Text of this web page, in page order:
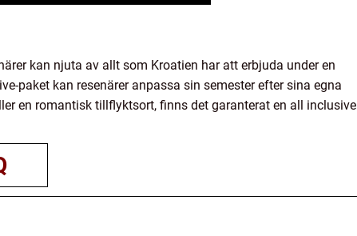
kan njuta av allt som Kroatien har att erbjuda under en
paket kan resenärer anpassa sin semester efter sina egna
en romantisk tillflyktsort, finns det garanterat en all inclusive